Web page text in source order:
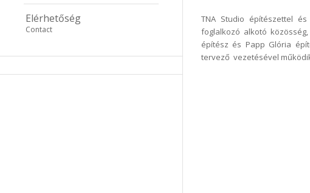
Elérhetőség
Contact
TNA Studio építészettel és
foglalkozó alkotó
építész és Papp Glória
tervező vezetésével